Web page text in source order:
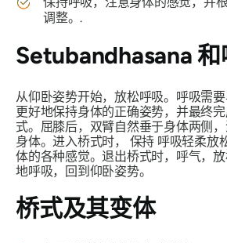
调整。.
Setubandhasana和
从仰卧姿势开始，放松呼吸。呼吸需
更好地保持身体的正确姿势，并最终
式。屈膝后，双臂自然垂于身体两侧
身体。进入桥式时， 保持 呼吸轻柔放
体的各种感觉。退出桥式时，呼气，
地呼吸，回到仰卧姿势。
桥式及其变体